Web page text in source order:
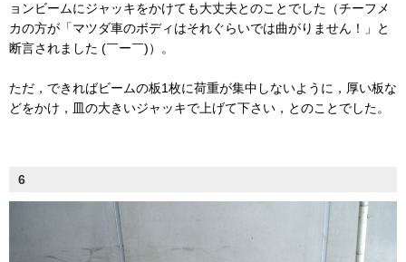
ョンビームにジャッキをかけても大丈夫とのことでした（チーフメ
カの方が「マツダ車のボディはそれぐらいでは曲がりません！」と
断言されました (￣ー￣)）。
ただ，できればビームの板1枚に荷重が集中しないように，厚い板な
どをかけ，皿の大きいジャッキで上げて下さい，とのことでした。
6